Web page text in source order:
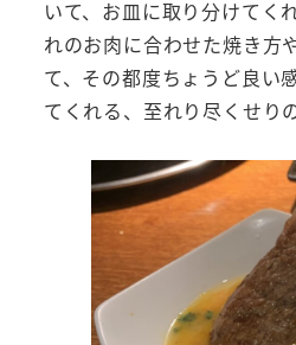
いて、お皿に取り分けてく
れのお肉に合わせた焼き方
て、その都度ちょうど良い
てくれる、至れり尽くせり